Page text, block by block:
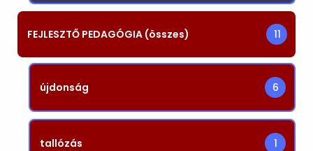
FEJLESZTŐ PEDAGÓGIA (összes) 11
újdonság 6
tallózás 1